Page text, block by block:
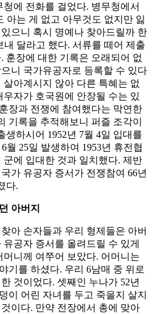
에 전화를 걸었다. 병무청에서
아는 게 없고 아무것도 없지만 잃
으니 혹시 명예나 찾아드릴까 한
내 달라고 했다. 서류를 떼어 제출
훈장에 대한 기록은 오래되어 없
니 국가유공자로 등록할 수 있다
아계시지 않아 다른 특혜는 없
자가 호국원에 안장될 수는 있
장과 전쟁에 참여했다는 막연한
기록을 추적해보니 퍼즐 조각이
생하시어 1952년 7월 4일 입대를
월 25일 발생하여 1953년 휴전협
에 입대한 것과 일치했다. 제반
가 유공자 증서가 전쟁참여 66년
다.
아버지
아 손자들과 우리 형제들은 아버
공자 증서를 올려드릴 수 있게
머니께 여쭈어 보았다. 어머니는
기를 하셨다. 우리 6남매 중 위로
것이었다. 셋째인 누나가 52년
이 어린 자녀를 두고 죽을지 살지
이다. 만약 전장에서 총에 맞아